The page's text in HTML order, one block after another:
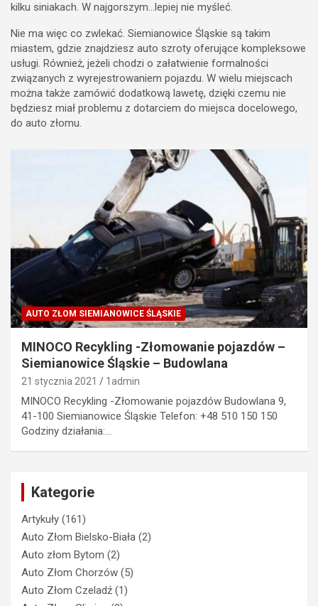
kilku siniakach. W najgorszym…lepiej nie myśleć.
Nie ma więc co zwlekać. Siemianowice Śląskie są takim
miastem, gdzie znajdziesz auto szroty oferujące kompleksowe
usługi. Również, jeżeli chodzi o załatwienie formalności
związanych z wyrejestrowaniem pojazdu. W wielu miejscach
można także zamówić dodatkową lawetę, dzięki czemu nie
będziesz miał problemu z dotarciem do miejsca docelowego,
do auto złomu.
AUTO ZŁOM SIEMIANOWICE ŚLĄSKIE
MINOCO Recykling -Złomowanie pojazdów –
Siemianowice Śląskie – Budowlana
21 stycznia 2021 1admin
MINOCO Recykling -Złomowanie pojazdów Budowlana 9,
41-100 Siemianowice Śląskie Telefon: +48 510 150 150
Godziny działania:…
Kategorie
Artykuły (161)
Auto Złom Bielsko-Biała (2)
Auto złom Bytom (2)
Auto Złom Chorzów (5)
Auto Złom Czeladź (1)